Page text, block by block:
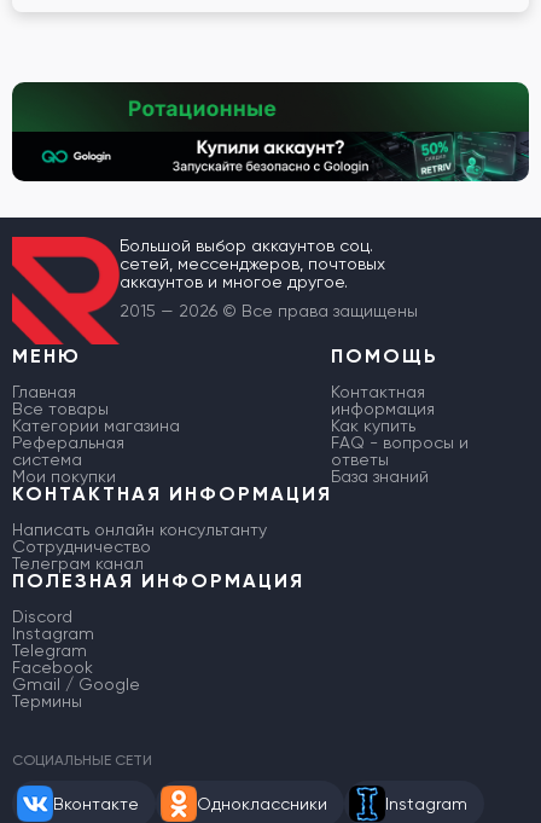
Большой выбор аккаунтов соц.
сетей, мессенджеров, почтовых
аккаунтов и многое другое.
2015 — 2026 © Все права защищены
МЕНЮ
Главная
Все товары
Категории магазина
Реферальная
система
Мои покупки
ПОМОЩЬ
Контактная
информация
Как купить
FAQ - вопросы и
ответы
База знаний
КОНТАКТНАЯ ИНФОРМАЦИЯ
Написать онлайн консультанту
Сотрудничество
Телеграм канал
ПОЛЕЗНАЯ ИНФОРМАЦИЯ
Discord
Instagram
Telegram
Facebook
Gmail / Google
Термины
СОЦИАЛЬНЫЕ СЕТИ
Вконтакте Одноклассники Instagram